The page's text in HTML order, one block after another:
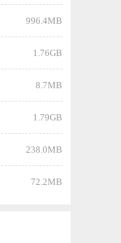
996.4MB
1.76GB
8.7MB
1.79GB
238.0MB
72.2MB